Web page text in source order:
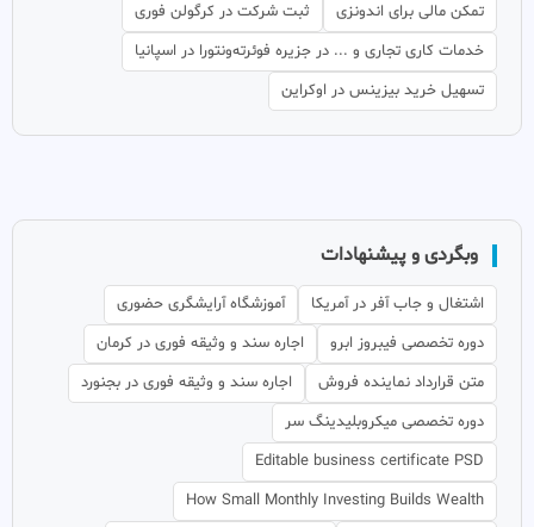
تمکن مالی برای اندونزی
ثبت شرکت در کرگولن فوری
خدمات کاری تجاری و ... در جزیره فوئرته‌ونتورا در اسپانیا
تسهیل خرید بیزینس در اوکراین
وبگردی و پیشنهادات
اشتغال و جاب آفر در آمریکا
آموزشگاه آرایشگری حضوری
دوره تخصصی فیبروز ابرو
اجاره سند و وثیقه فوری در کرمان
متن قرارداد نماینده فروش
اجاره سند و وثیقه فوری در بجنورد
دوره تخصصی میکروبلیدینگ سر
Editable business certificate PSD
How Small Monthly Investing Builds Wealth